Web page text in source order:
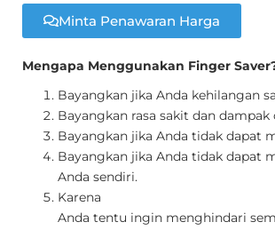
Minta Penawaran Harga
Mengapa Menggunakan Finger
Bayangkan jika Anda kehilangan
Bayangkan rasa sakit dan
Bayangkan jika Anda tidak dapat
Bayangkan jika Anda tidak dapat
Anda sendiri.
Karena
Anda tentu ingin menghindari